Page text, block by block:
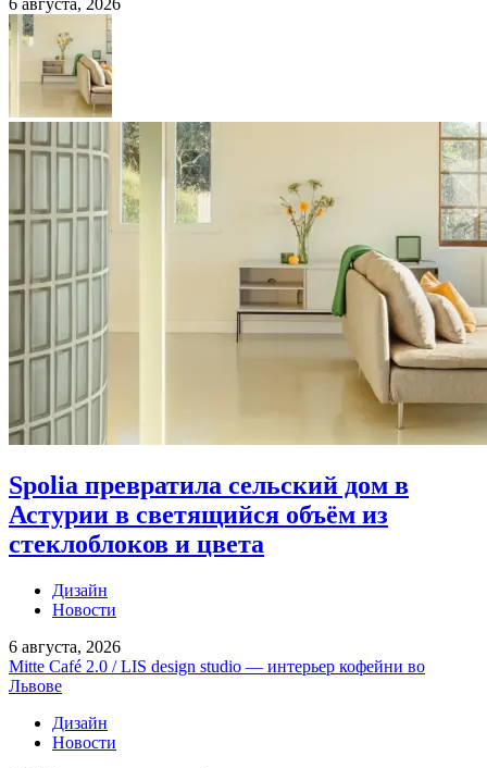
Spolia превратила сельский дом в
Астурии в светящийся объём из
стеклоблоков и цвета
Дизайн
Новости
6 августа, 2026
Mitte Café 2.0 / LIS design studio — интерьер кофейни во
Львове
Дизайн
Новости